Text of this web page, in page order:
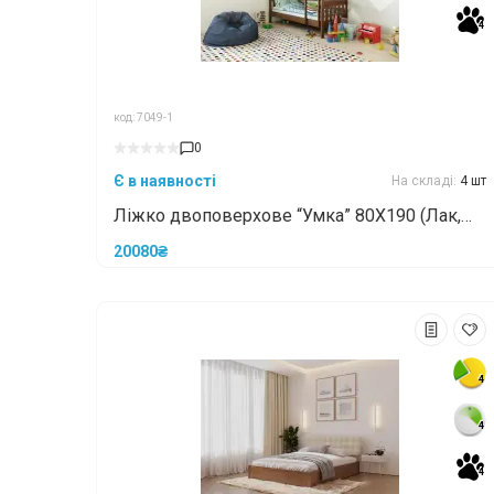
4
код: 7049-1
0
Є в наявності На складі: 4 шт
4
Ліжко двоповерхове “Умка” 80X190 (Лак,
5.5см)
20080₴
4
4
4
4
4
4